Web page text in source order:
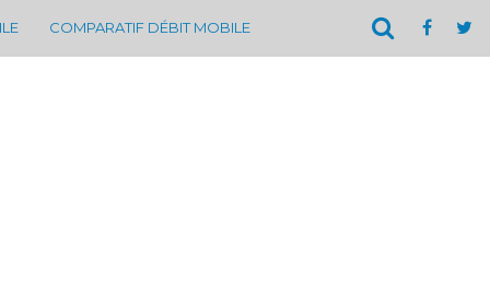
COMPARATIF DÉBIT MOBILE